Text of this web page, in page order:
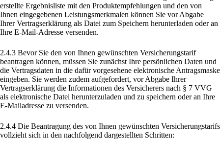
erstellte Ergebnisliste mit den Produktempfehlungen und den von
Ihnen eingegebenen Leistungsmerkmalen können Sie vor Abgabe
Ihrer Vertragserklärung als Datei zum Speichern herunterladen oder an
Ihre E-Mail-Adresse versenden.
2.4.3 Bevor Sie den von Ihnen gewünschten Versicherungstarif
beantragen können, müssen Sie zunächst Ihre persönlichen Daten und
die Vertragsdaten in die dafür vorgesehene elektronische Antragsmaske
eingeben. Sie werden zudem aufgefordert, vor Abgabe Ihrer
Vertragserklärung die Informationen des Versicherers nach § 7 VVG
als elektronische Datei herunterzuladen und zu speichern oder an Ihre
E-Mailadresse zu versenden.
2.4.4 Die Beantragung des von Ihnen gewünschten Versicherungstarifs
vollzieht sich in den nachfolgend dargestellten Schritten: